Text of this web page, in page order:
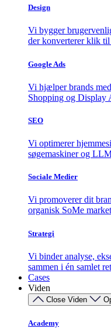
Design
Vi bygger
der konverterer klik til
Google Ads
Vi hjælper brands
Shopping og Display
SEO
Vi optimerer
søgemaskiner og
Sociale Medier
Vi promoverer dit
organisk SoMe
Strategi
Vi binder analyse,
sammen i én samlet
Cases
Viden
Close Viden
Academy